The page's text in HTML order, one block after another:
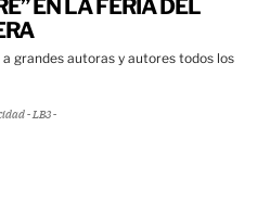
EN LA FERIA DEL
grandes autoras y autores todos los
- LB3 -